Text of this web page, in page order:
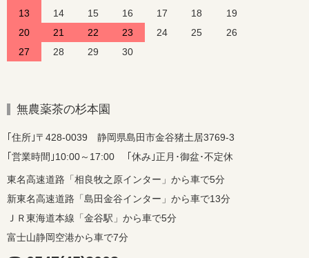
無農薬茶の杉本園
｢住所｣〒428-0039 静岡県島田市金谷猪土居3769-3
｢営業時間｣10:00～17:00 ｢休み｣正月･御盆･不定休
東名高速道路「相良牧之原インター」から車で5分
新東名高速道路「島田金谷インター」から車で13分
ＪＲ東海道本線「金谷駅」から車で5分
富士山静岡空港から車で7分
13
14 15 16 17 18
19
20
21 22 23 24 25
26
27
28 29 30